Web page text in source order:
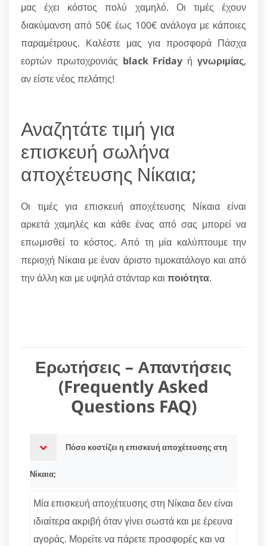
μας έχει κόστος πολύ χαμηλό. Οι τιμές έχουν
διακύμανση από 50€ έως 100€ ανάλογα με κάποιες
παραμέτρους. Καλέστε μας για προσφορά Πάσχα
εορτών πρωτοχρονιάς black Friday ήγνωριμίας,
αν είστε νέος πελάτης!
Αναζητάτε τιμή για
επισκευή σωλήνα
αποχέτευσης Νίκαια;
Οι τιμές για επισκευή αποχέτευσης Νίκαια είναι
αρκετά χαμηλές και κάθε ένας από σας μπορεί να
επωμισθεί το κόστος. Από τη μία καλύπτουμε την
περιοχή Νίκαια με έναν άριστο τιμοκατάλογο και από
την άλλη και με υψηλά στάνταρ και ποιότητα.
Ερωτήσεις – Απαντήσεις
(Frequently Asked
Questions FAQ)
Πόσο κοστίζει η επισκευή αποχέτευσης στη
Νίκαια;
Μία επισκευή αποχέτευσης στη Νίκαια δεν είναι
ιδιαίτερα ακριβή όταν γίνει σωστά και με έρευνα
αγοράς. Μορείτε να πάρετε προσφορές και να